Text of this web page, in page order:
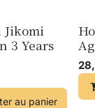
Jikomi
3 Years
au panier